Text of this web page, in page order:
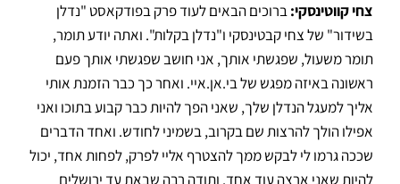
צחי קווטינסקי:ברוכים הבאים לעוד פרק בפודקאסט "נדלן
בשידור" של צחי קבטינסקי ו"נדלן בקלות". ואתה יודע תומר,
תומר משעול, שפגשתי אותך, אני חושב שפגשתי אותך פעם
ראשונה באיזה מפגש של בי.אן.איי. ואחר כך כבר הזמנת אותי
אליך למעגל הנדלן שלך, שאני הפך להיות כבר קבוע בתוכו ואני
אפילו הולך להרצות שם בקרוב, בשמיני לחודש. ואחד הדברים
שככה גרמו לי לבקש ממך להצטרף אליי לפרק, לפחות אחד, יכול
להיות שאני ארצה עוד אחד. ותודה רבה שבאת עד ירושלים